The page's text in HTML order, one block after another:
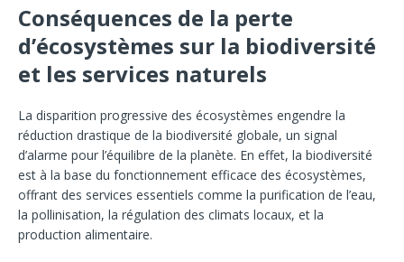
Conséquences de la perte
d’écosystèmes sur la biodiversité
et les services naturels
La disparition progressive des écosystèmes engendre la
réduction drastique de la biodiversité globale, un signal
d’alarme pour l’équilibre de la planète. En effet, la biodiversité
est à la base du fonctionnement efficace des écosystèmes,
offrant des services essentiels comme la purification de l’eau,
la pollinisation, la régulation des climats locaux, et la
production alimentaire.